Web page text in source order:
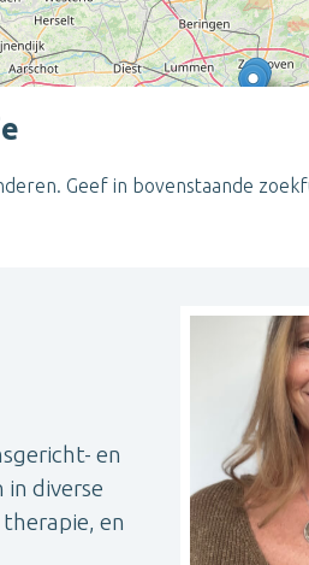
Geef in bovenstaande
en
diverse
en